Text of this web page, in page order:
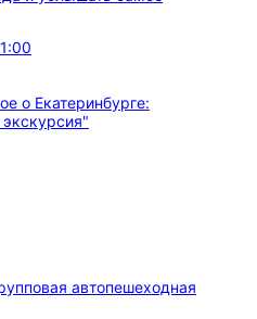
автопешеходная